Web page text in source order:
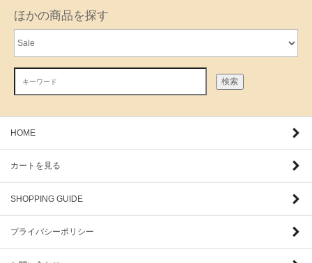
ほかの商品を探す
検索
HOME
カートを見る
SHOPPING GUIDE
プライバシーポリシー